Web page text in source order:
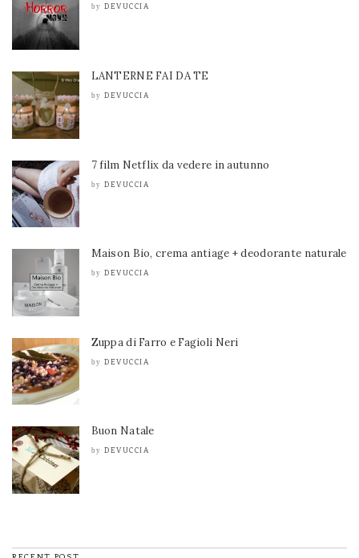
by DEVUCCIA
LANTERNE FAI DA TE
by DEVUCCIA
7 film Netflix da vedere in autunno
by DEVUCCIA
Maison Bio, crema antiage + deodorante naturale
by DEVUCCIA
Zuppa di Farro e Fagioli Neri
by DEVUCCIA
Buon Natale
by DEVUCCIA